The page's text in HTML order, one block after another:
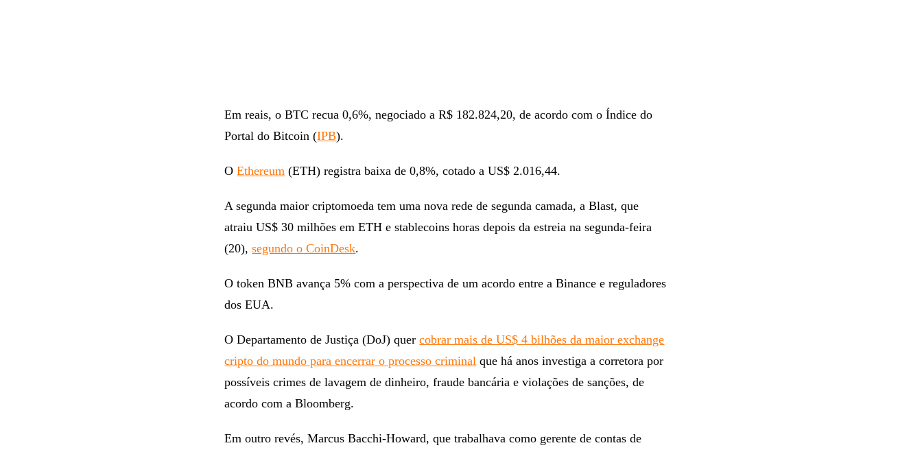
Em reais, o BTC recua 0,6%, negociado a R$ 182.824,20, de acordo com o Índice do
Portal do Bitcoin (IPB).
OEthereum (ETH) registra baixa de 0,8%, cotado a US$ 2.016,44.
A segunda maior criptomoeda tem uma nova rede de segunda camada, a Blast, que
atraiu US$ 30 milhões em ETH e stablecoins horas depois da estreia na segunda-feira
(20),segundo o CoinDesk.
O token BNB avança 5% com a perspectiva de um acordo entre a Binance e reguladores
dos EUA.
O Departamento de Justiça (DoJ) quercobrar mais de US$ 4 bilhões da maior exchange
cripto do mundo para encerrar o processo criminal que há anos investiga a corretora por
possíveis crimes de lavagem de dinheiro, fraude bancária e violações de sanções, de
acordo com a Bloomberg.
Em outro revés, Marcus Bacchi-Howard, que trabalhava como gerente de contas de